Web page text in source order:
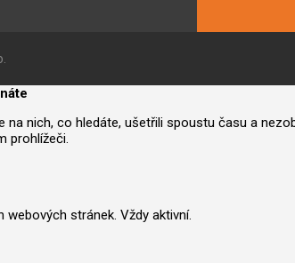
na nich, co hledáte, ušetřili spoustu času a
prohlížeči.
stránek. Vždy aktivní.